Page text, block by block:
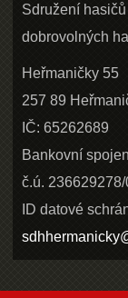
Sdružení
dobrovolných
Heřmaničky 55
257 89
IČ: 65262689
Bankovní
č.ú.
ID datové